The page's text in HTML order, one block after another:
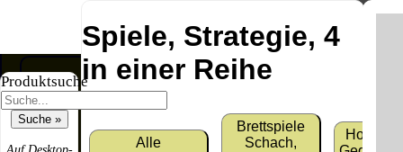
Spiele, Strategie, 4
in einer Reihe
Alle
Brettspiele
Schach,
Produktsuche
Versandkosten DHL
Standard bis 5kg
Software